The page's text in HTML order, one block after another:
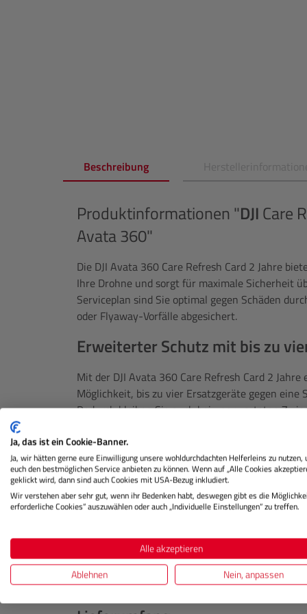
Beschreibung
Produktinformationen "DJICare
Avata 360"
Die DJI Avata 360 Care Refresh Card 2 Jahre
Ihre Drohne und sorgt für maximale Sicherheit
Serviceplan sind Sie optimal gegen Schäden
oder Flyaway-Vorfälle abgesichert.
Erweiterter Schutz mit bis zu
Mit der DJI Avata 360 Care Refresh Card 2
Möglichkeit, bis zu vier Ersatzgeräte gegen eine
Dadurch bleiben Sie auch bei unerwarteten
bereitgestellten Ersatzgeräte entsprechen in
nahezu neuwertigen Zustand.
Internationale Abdeckung und
Die DJI Avata 360 Care Refresh Card 2 Jahre
internationalen Reparaturservice, bevorzugten
Service kann weltweit in autorisierten DJI
Produkt über offizielle Vertriebskanäle
innerhalb von 24 Stunden nach dem Kauf,
werden.
Ja, das ist ein Cookie-Banner.
Ja, wir hätten gerne eure Einwilligung unsere wohldurchdachten Helferleins zu nutzen,
euch den bestmöglichen Service anbieten zu können. Wenn auf „Alle Cookies
geklickt wird, dann sind auch Cookies mit USA-Bezug inkludiert.
Wir verstehen aber sehr gut, wenn ihr Bedenken habt, deswegen gibt es die
erforderliche Cookies“ auszuwählen oder auch „Individuelle Einstellungen“ zu treffen.
Alle akzeptieren
Ablehnen
Nein, anpassen